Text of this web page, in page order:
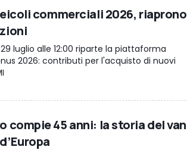
commerciali 2026, riaprono
luglio alle 12:00 riparte la piattaforma
2026: contributi per l'acquisto di nuovi
compie 45 anni: la storia del van